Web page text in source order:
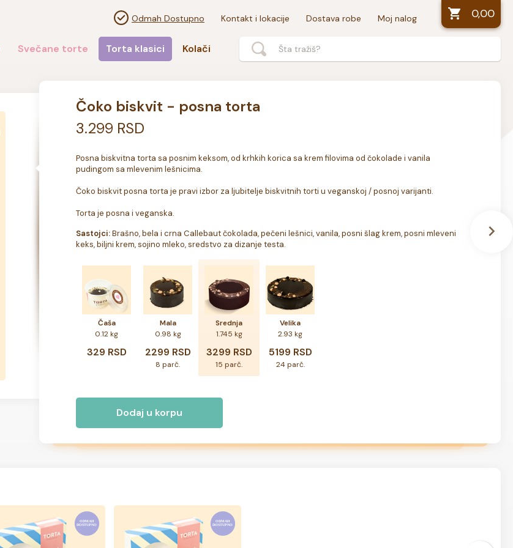
Odmah Dostupno Kontakt i lokacije Dostava robe Moj nalog 0,00
Svečane torte Torta klasici
Kolači
Čoko biskvit - posna torta
3.299 RSD
Posna biskvitna torta sa posnim keksom, od krhkih korica sa krem filovima od čokolade i vanila
pudingom sa mlevenim lešnicima.
Čoko biskvit posna torta je pravi izbor za ljubitelje biskvitnih torti u veganskoj / posnoj varijanti.
Torta je posna i veganska.
Sastojci: Brašno, bela i crna Callebaut čokolada, pečeni lešnici, vanila, posni šlag krem, posni mleveni
keks, biljni krem, sojino mleko, sredstvo za dizanje testa.
Čaša
0.12 kg
329 RSD
Mala
0.98 kg
2299 RSD
8 parč.
Srednja
1.745 kg
3299 RSD
15 parč.
Velika
2.93 kg
5199 RSD
24 parč.
Dodaj u korpu